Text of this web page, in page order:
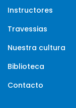
Instructores
Travessias
Nuestra cultura
Biblioteca
Contacto